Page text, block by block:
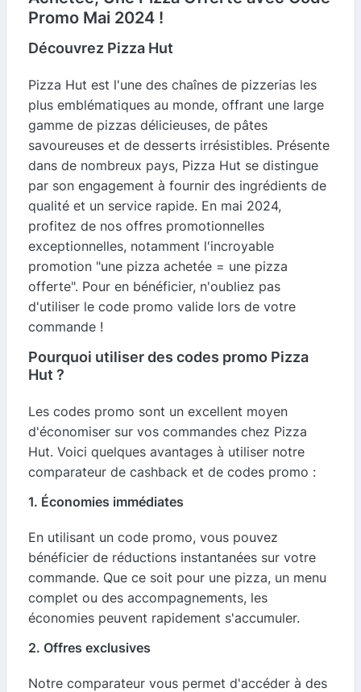
Promo Mai 2024 !
Découvrez Pizza Hut
Pizza Hut est l'une des chaînes de pizzerias les
plus emblématiques au monde, offrant une large
gamme de pizzas délicieuses, de pâtes
savoureuses et de desserts irrésistibles. Présente
dans de nombreux pays, Pizza Hut se distingue
par son engagement à fournir des ingrédients de
qualité et un service rapide. En mai 2024,
profitez de nos offres promotionnelles
exceptionnelles, notamment l'incroyable
promotion "une pizza achetée = une pizza
offerte". Pour en bénéficier, n'oubliez pas
d'utiliser le code promo valide lors de votre
commande !
Pourquoi utiliser des codes promo Pizza
Hut ?
Les codes promo sont un excellent moyen
d'économiser sur vos commandes chez Pizza
Hut. Voici quelques avantages à utiliser notre
comparateur de cashback et de codes promo :
1. Économies immédiates
En utilisant un code promo, vous pouvez
bénéficier de réductions instantanées sur votre
commande. Que ce soit pour une pizza, un menu
complet ou des accompagnements, les
économies peuvent rapidement s'accumuler.
2. Offres exclusives
Notre comparateur vous permet d'accéder à des